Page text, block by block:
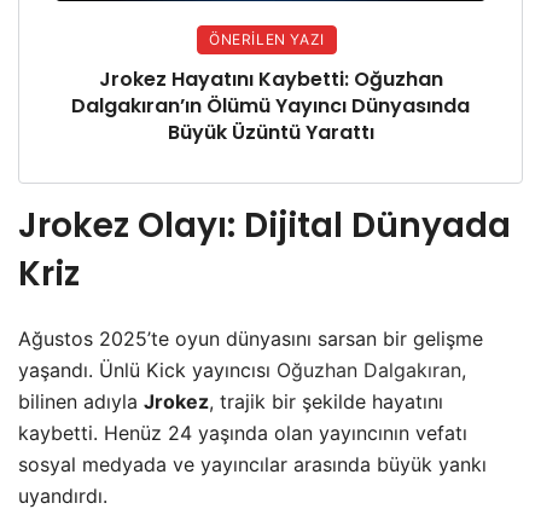
ÖNERILEN YAZI
Jrokez Hayatını Kaybetti: Oğuzhan
Dalgakıran’ın Ölümü Yayıncı Dünyasında
Büyük Üzüntü Yarattı
Jrokez Olayı: Dijital Dünyada
Kriz
Ağustos 2025’te oyun dünyasını sarsan bir gelişme
yaşandı. Ünlü Kick yayıncısı Oğuzhan Dalgakıran,
bilinen adıyla Jrokez, trajik bir şekilde hayatını
kaybetti. Henüz 24 yaşında olan yayıncının vefatı
sosyal medyada ve yayıncılar arasında büyük yankı
uyandırdı.